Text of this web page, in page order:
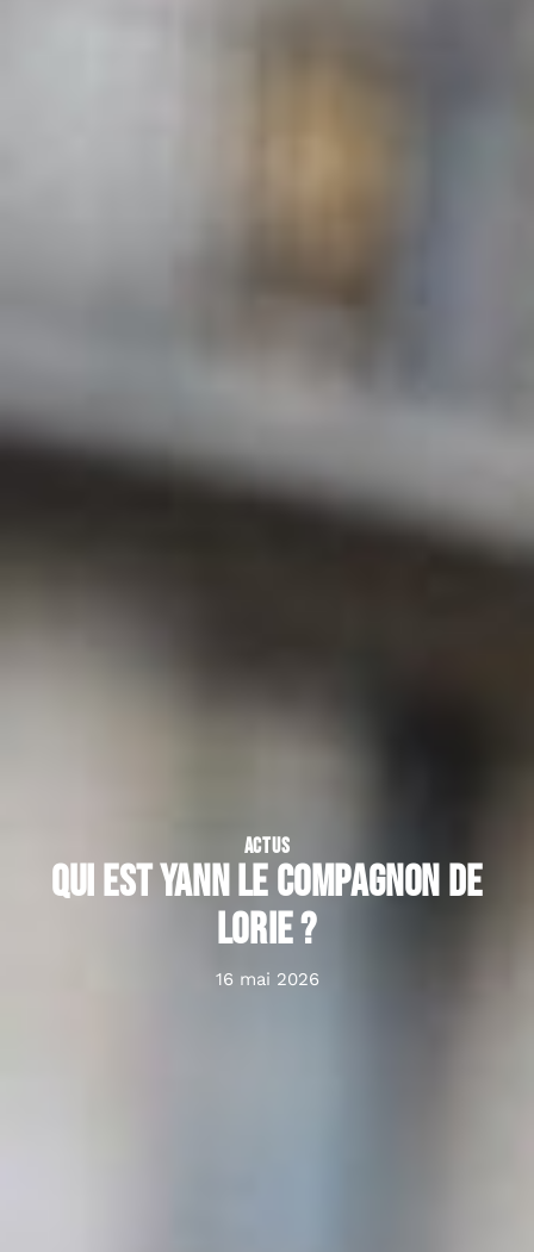
ACTUS
Qui est Yann le compagnon de
Lorie ?
16 mai 2026